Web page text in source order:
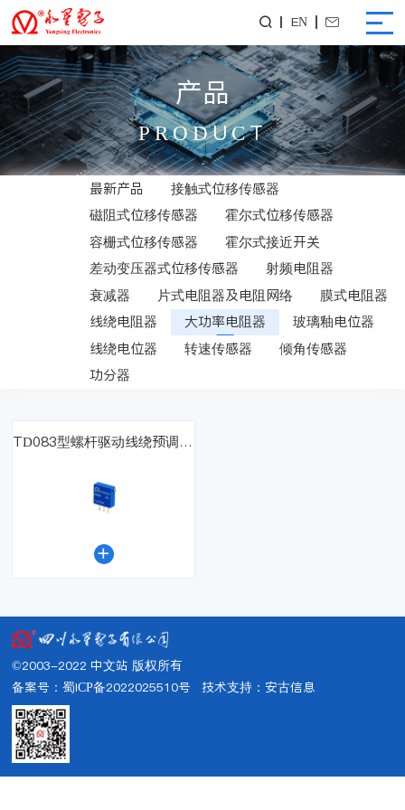
 EN 
产品
PRODUCT
最新产品
接触式位移传感器
磁阻式位移传感器
霍尔式位移传感器
容栅式位移传感器
霍尔式接近开关
差动变压器式位移传感器
射频电阻器
衰减器
片式电阻器及电阻网络
膜式电阻器
线绕电阻器
大功率电阻器
玻璃釉电位器
线绕电位器
转速传感器
倾角传感器
功分器
TD083型螺杆驱动线绕预调电位器

©2003-2022 中文站 版权所有
备案号：蜀ICP备2022025510号 技术支持： 安古信息